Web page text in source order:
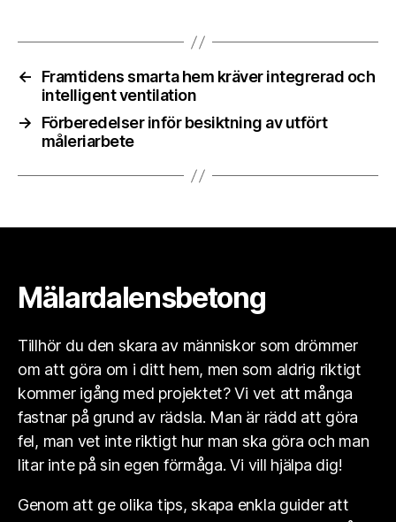
←
Framtidens smarta hem kräver integrerad och
intelligent ventilation
→
Förberedelser inför besiktning av utfört
måleriarbete
Mälardalensbetong
Tillhör du den skara av människor som drömmer
om att göra om i ditt hem, men som aldrig riktigt
kommer igång med projektet? Vi vet att många
fastnar på grund av rädsla. Man är rädd att göra
fel, man vet inte riktigt hur man ska göra och man
litar inte på sin egen förmåga. Vi vill hjälpa dig!
Genom att ge olika tips, skapa enkla guider att